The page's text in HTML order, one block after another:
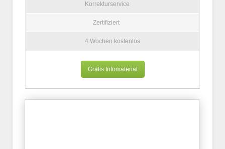
Korrekturservice
Zertifiziert
4 Wochen kostenlos
Gratis Infomaterial